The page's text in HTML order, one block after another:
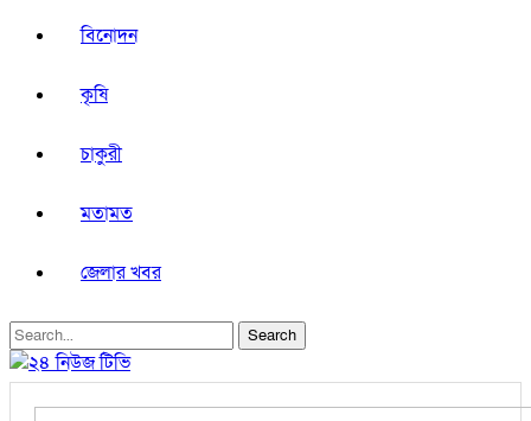
বিনোদন
কৃষি
চাকুরী
মতামত
জেলার খবর